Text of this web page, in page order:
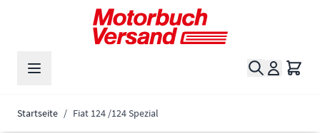
Zum Inhalt springen
Suche
Startseite / Fiat 124 /124 Spezial